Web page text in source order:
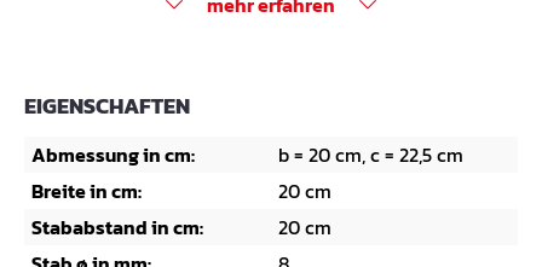
EIGENSCHAFTEN
Abmessung in cm:
b = 20 cm, c = 22,5 cm
Breite in cm:
20 cm
Stababstand in cm:
20 cm